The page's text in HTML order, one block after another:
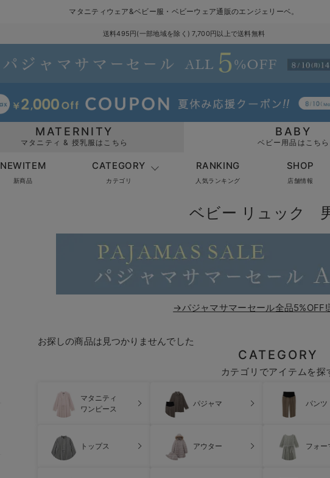
マタニティウェア&ベビー服・ベビーウェア通販のエンジェリーベ。
送料495円(一部地域を除く) 7,700円以上で送料無料
MATERNITY
マタニティ & 授乳服はこちら
BABY
ベビー用品はこちら
NEWITEM
新商品
CATEGORY
カテゴリ
RANKING
人気ランキング
SHOP
店舗情報
ベビー リュック
→パジャマサマーセール全品5%OFF!
お探しの商品は見つかりませんでした
CATEGORY
カテゴリでアイテムを探
マタニティ
ワンピース
パジャマ パンツ
トップス アウター フォー